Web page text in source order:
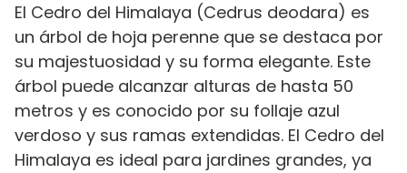
El Cedro del Himalaya (Cedrus deodara) es
un árbol de hoja perenne que se destaca por
su majestuosidad y su forma elegante. Este
árbol puede alcanzar alturas de hasta 50
metros y es conocido por su follaje azul
verdoso y sus ramas extendidas. El Cedro del
Himalaya es ideal para jardines grandes, ya